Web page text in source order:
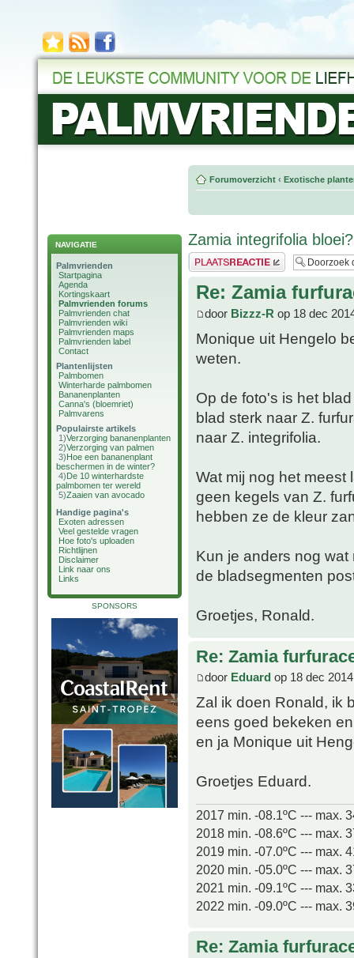
NAVIGATIE
Palmvrienden
Startpagina
Agenda
Kortingskaart
Palmvrienden forums
Palmvrienden chat
Palmvrienden wiki
Palmvrienden maps
Palmvrienden label
Contact
Plantenlijsten
Palmbomen
Winterharde palmbomen
Bananenplanten
Canna's (bloemriet)
Palmvarens
Populairste artikels
1)Verzorging bananenplanten
2)Verzorging van palmen
3)Hoe een bananenplant
beschermen in de winter?
4)De 10 winterhardste
palmbomen ter wereld
5)Zaaien van avocado
Handige pagina's
Exoten adressen
Veel gestelde vragen
Hoe foto's uploaden
Richtlijnen
Disclaimer
Link naar ons
Links
SPONSORS
Forumoverzicht ‹ Exotische
Zamia integrifolia bloei?
Plaats een reactie
Re: Zamia
door Bizzz-R op 18 dec
Monique uit Hengelo
weten.
Op de foto's is het
blad sterk naar Z.
naar Z. integrifolia.
Wat mij nog het meest
geen kegels van Z.
hebben ze de kleur
Kun je anders nog
de bladsegmenten
Groetjes, Ronald.
Re: Zamia
door Eduard op 18 dec
Zal ik doen Ronald, ik
eens goed bekeken
en ja Monique uit
Groetjes Eduard.
2017 min. -08.1ºC --- max.
2018 min. -08.6ºC --- max.
2019 min. -07.0ºC --- max.
2020 min. -05.0ºC --- max.
2021 min. -09.1ºC --- max.
2022 min. -09.0ºC --- max.
Re: Zamia